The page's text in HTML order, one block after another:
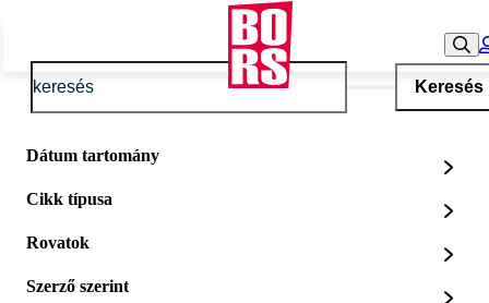
Keresés
Dátum tartomány
Cikk típusa
Rovatok
Szerző szerint